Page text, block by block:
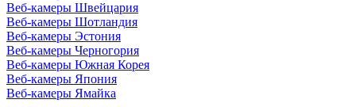
Веб-камеры Швейцария
Веб-камеры Шотландия
Веб-камеры Эстония
Веб-камеры Черногория
Веб-камеры Южная Корея
Веб-камеры Япония
Веб-камеры Ямайка